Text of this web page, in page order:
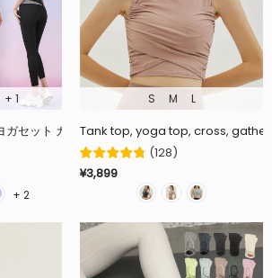
+ 1
+ 2
S M L
Tank top, yoga top, cross,
(128)
¥3,899